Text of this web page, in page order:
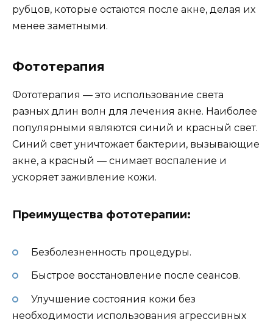
рубцов, которые остаются после акне, делая их
менее заметными.
Фототерапия
Фототерапия — это использование света
разных длин волн для лечения акне. Наиболее
популярными являются синий и красный свет.
Синий свет уничтожает бактерии, вызывающие
акне, а красный — снимает воспаление и
ускоряет заживление кожи.
Преимущества фототерапии:
Безболезненность процедуры.
Быстрое восстановление после сеансов.
Улучшение состояния кожи без
необходимости использования агрессивных